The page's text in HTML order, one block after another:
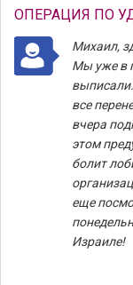
ОПЕРАЦИЯ ПО
Михаил,
Мы уже в
все
вчера
этом
болит
еще
Израиле!